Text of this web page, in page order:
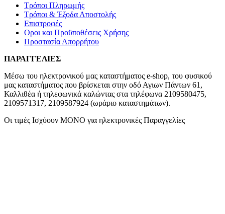
Τρόποι Πληρωμής
Τρόποι & Έξοδα Αποστολής
Επιστροφές
Οροι και Προϋποθέσεις Χρήσης
Προστασία Απορρήτου
ΠΑΡΑΓΓΕΛΙΕΣ
Μέσω του ηλεκτρονικού μας καταστήματος e-shop, του φυσικού
μας καταστήματος που βρίσκεται στην οδό Αγιων Πάντων 61,
Καλλιθέα ή τηλεφωνικά καλώντας στα τηλέφωνα 2109580475,
2109571317, 2109587924 (ωράριο καταστημάτων).
Οι τιμές Ισχύουν ΜΟΝΟ για ηλεκτρονικές Παραγγελίες